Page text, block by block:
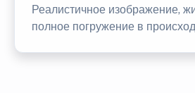
Реалистичное изображение,
полное погружение в